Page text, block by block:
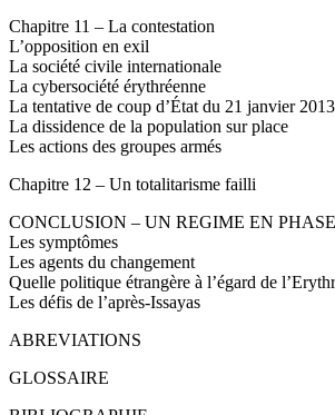
Chapitre 11 – La contestation
L’opposition en exil
La société civile internationale
La cybersociété érythréenne
La tentative de coup d’État du 21 janvier 2013
La dissidence de la population sur place
Les actions des groupes armés
Chapitre 12 – Un totalitarisme failli
CONCLUSION – UN REGIME EN
Les symptômes
Les agents du changement
Quelle politique étrangère à l’égard de
Les défis de l’après-Issayas
ABREVIATIONS
GLOSSAIRE